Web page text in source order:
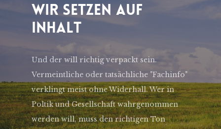
Wir Setzen Auf
Inhalt
Und der will richtig verpackt sein.
Vermeintliche oder tatsächliche "Fachinfo"
verklingt meist ohne Widerhall. Wer in
Poltik und Gesellschaft wahrgenommen
werden will, muss den richtigen Ton